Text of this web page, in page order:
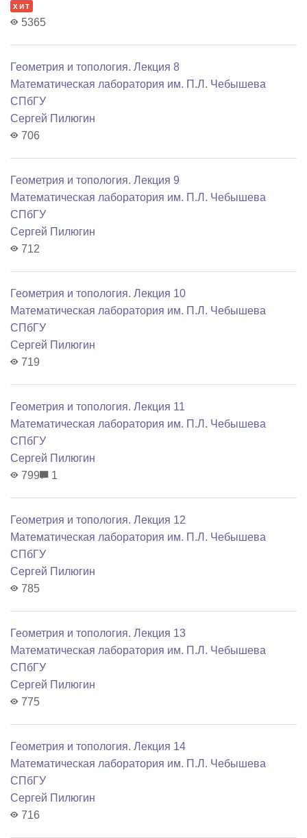
хит
5365
Геометрия и топология. Лекция 8
Математичеcкая лаборатория им. П.Л. Чебышева
СПбГУ
Сергей Пилюгин
706
Геометрия и топология. Лекция 9
Математичеcкая лаборатория им. П.Л. Чебышева
СПбГУ
Сергей Пилюгин
712
Геометрия и топология. Лекция 10
Математичеcкая лаборатория им. П.Л. Чебышева
СПбГУ
Сергей Пилюгин
719
Геометрия и топология. Лекция 11
Математичеcкая лаборатория им. П.Л. Чебышева
СПбГУ
Сергей Пилюгин
799
1
Геометрия и топология. Лекция 12
Математичеcкая лаборатория им. П.Л. Чебышева
СПбГУ
Сергей Пилюгин
785
Геометрия и топология. Лекция 13
Математичеcкая лаборатория им. П.Л. Чебышева
СПбГУ
Сергей Пилюгин
775
Геометрия и топология. Лекция 14
Математичеcкая лаборатория им. П.Л. Чебышева
СПбГУ
Сергей Пилюгин
716